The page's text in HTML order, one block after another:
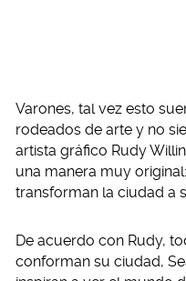
Varones, tal vez esto
rodeados de arte y no
artista gráfico Rudy
una manera muy
transforman la ciudad a
De acuerdo con Rudy,
conforman su ciudad,